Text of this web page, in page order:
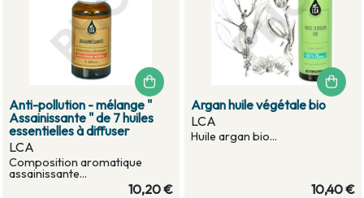
Anti-pollution - mélange "
Assainissante " de 7 huiles
essentielles à diffuser
LCA
Composition aromatique
assainissante...
10,20 €
Argan huile végétale bio
LCA
Huile argan bio...
10,40 €